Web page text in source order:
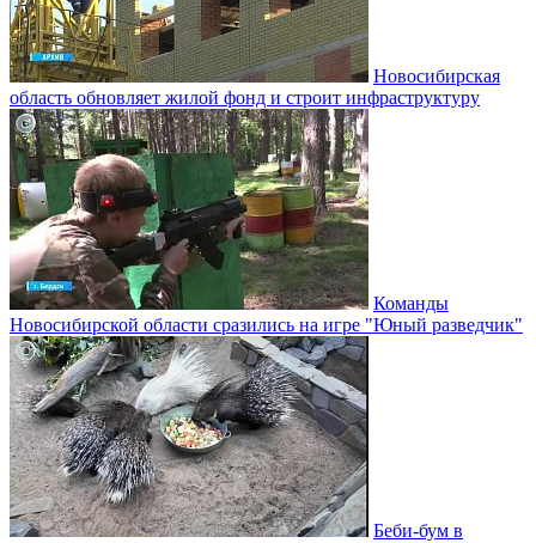
Новосибирская
область обновляет жилой фонд и строит инфраструктуру
Команды
Новосибирской области сразились на игре "Юный разведчик"
Беби-бум в